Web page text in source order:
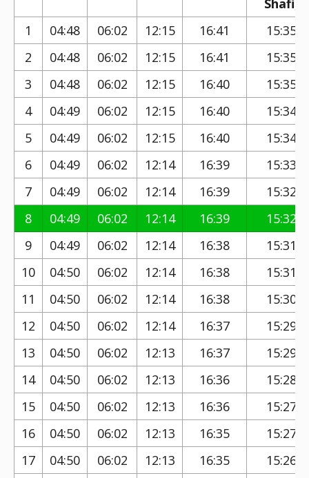
Shafi)
1
04:48 06:02 12:15 16:41
15:35
2
04:48 06:02 12:15 16:41
15:35
3
04:48 06:02 12:15 16:40
15:35
4
04:49 06:02 12:15 16:40
15:34
5
04:49 06:02 12:15 16:40
15:34
6
04:49 06:02 12:14 16:39
15:33
7
04:49 06:02 12:14 16:39
15:32
8
04:49 06:02 12:14 16:39
15:32
9
04:49 06:02 12:14 16:38
15:31
10
04:50 06:02 12:14 16:38
15:31
11
04:50 06:02 12:14 16:38
15:30
12
04:50 06:02 12:14 16:37
15:29
13
04:50 06:02 12:13 16:37
15:29
14
04:50 06:02 12:13 16:36
15:28
15
04:50 06:02 12:13 16:36
15:27
16
04:50 06:02 12:13 16:35
15:27
17
04:50 06:02 12:13 16:35
15:26